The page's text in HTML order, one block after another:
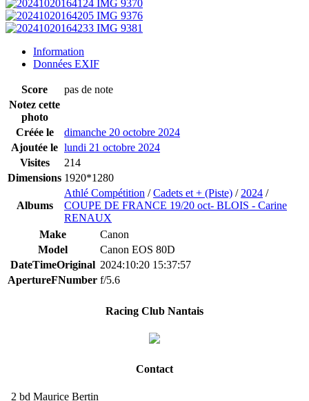
Information
Données EXIF
Score
pas de note
Notez cette
photo
Créée le
dimanche 20 octobre 2024
Ajoutée le lundi 21 octobre 2024
Visites
214
Dimensions 1920*1280
Albums
Athlé Compétition /Cadets et + (Piste) / 2024 /
COUPE DE FRANCE 19/20 oct- BLOIS - Carine
RENAUX
Make
Canon
Model
Canon EOS 80D
DateTimeOriginal 2024:10:20 15:37:57
ApertureFNumber f/5.6
Racing Club Nantais
Contact
2 bd Maurice Bertin